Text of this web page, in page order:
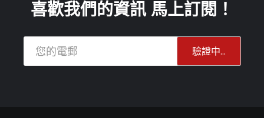
喜歡我們的資訊 馬上訂閱！